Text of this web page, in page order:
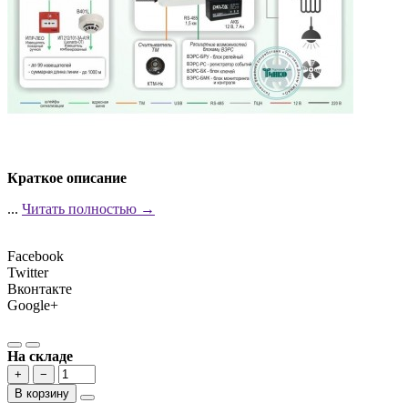
Краткое описание
... Читать полностью →
Facebook
Twitter
Вконтакте
Google+
На складе
+
−
В корзину